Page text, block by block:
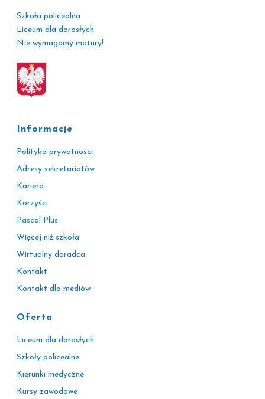
Szkoła policealna
Liceum dla dorosłych
Nie wymagamy matury!
Informacje
Polityka prywatności
Adresy sekretariatów
Kariera
Korzyści
Pascal Plus
Więcej niż szkoła
Wirtualny doradca
Kontakt
Kontakt dla mediów
Oferta
Liceum dla dorosłych
Szkoły policealne
Kierunki medyczne
Kursy zawodowe